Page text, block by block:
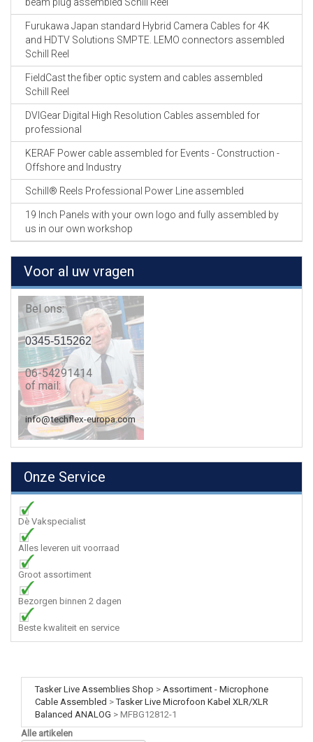
Furukawa Japan standard Hybrid Camera Cables for 4K
and HDTV Solutions SMPTE. LEMO connectors assembled
Schill Reel
FieldCast the fiber optic system and cables assembled
Schill Reel
DVIGear Digital High Resolution Cables assembled for
professional
KERAF Power cable assembled for Events - Construction -
Offshore and Industry
Schill® Reels Professional Power Line assembled
19 Inch Panels with your own logo and fully assembled by
us in our own workshop
Voor al uw vragen
Bel ons:
0345-515262
06-54291414
of mail:
info@techflex-europa.com
Onze Service
Dè Vakspecialist
Alles leveren uit voorraad
Groot assortiment
Bezorgen binnen 2 dagen
Beste kwaliteit en service
Tasker Live Assemblies Shop > Assortiment - Microphone
Cable Assembled >Tasker Live Microfoon Kabel XLR/XLR
Balanced ANALOG > MFBG12812-1
Alle artikelen